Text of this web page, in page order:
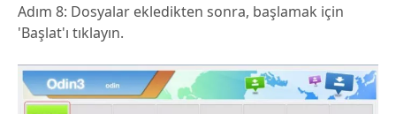
Adım 8: Dosyalar ekledikten sonra, başlamak için
'Başlat'ı tıklayın.